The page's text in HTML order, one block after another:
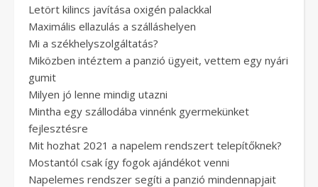
Letört kilincs javítása oxigén palackkal
Maximális ellazulás a szálláshelyen
Mi a székhelyszolgáltatás?
Miközben intéztem a panzió ügyeit, vettem egy nyári
gumit
Milyen jó lenne mindig utazni
Mintha egy szállodába vinnénk gyermekünket
fejlesztésre
Mit hozhat 2021 a napelem rendszert telepítőknek?
Mostantól csak így fogok ajándékot venni
Napelemes rendszer segíti a panzió mindennapjait